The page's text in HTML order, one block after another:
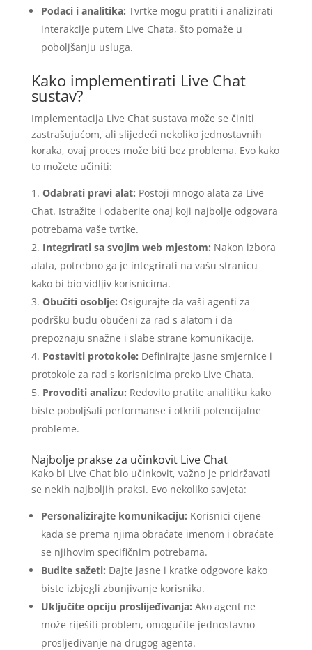
Podaci i analitika: Tvrtke mogu pratiti i analizirati
interakcije putem Live Chata, što pomaže u
poboljšanju usluga.
Kako implementirati Live Chat
sustav?
Implementacija Live Chat sustava može se činiti
zastrašujućom, ali slijedeći nekoliko jednostavnih
koraka, ovaj proces može biti bez problema. Evo kako
to možete učiniti:
Odabrati pravi alat: Postoji mnogo alata za Live
Chat. Istražite i odaberite onaj koji najbolje odgovara
potrebama vaše tvrtke.
Integrirati sa svojim web mjestom: Nakon izbora
alata, potrebno ga je integrirati na vašu stranicu
kako bi bio vidljiv korisnicima.
Obučiti osoblje: Osigurajte da vaši agenti za
podršku budu obučeni za rad s alatom i da
prepoznaju snažne i slabe strane komunikacije.
Postaviti protokole: Definirajte jasne smjernice i
protokole za rad s korisnicima preko Live Chata.
Provoditi analizu: Redovito pratite analitiku kako
biste poboljšali performanse i otkrili potencijalne
probleme.
Najbolje prakse za učinkovit Live Chat
Kako bi Live Chat bio učinkovit, važno je pridržavati
se nekih najboljih praksi. Evo nekoliko savjeta:
Personalizirajte komunikaciju: Korisnici cijene
kada se prema njima obraćate imenom i obraćate
se njihovim specifičnim potrebama.
Budite sažeti: Dajte jasne i kratke odgovore kako
biste izbjegli zbunjivanje korisnika.
Uključite opciju proslijeđivanja: Ako agent ne
može riješiti problem, omogućite jednostavno
prosljeđivanje na drugog agenta.